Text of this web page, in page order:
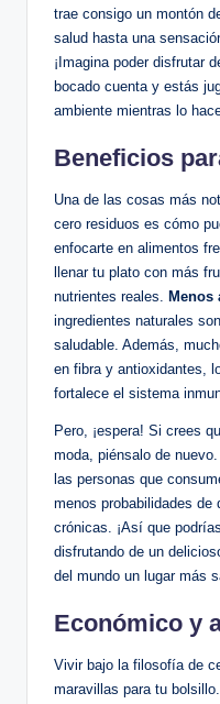
trae consigo un montón
salud hasta una
¡Imagina poder disfrutar
bocado cuenta y estás
ambiente mientras lo
Beneficios
Una de las cosas más
cero residuos es cómo
enfocarte en alimentos
llenar tu plato con más
nutrientes reales. Menos
ingredientes naturales
saludable. Además,
en fibra y antioxidantes,
fortalece el sistema
Pero, ¡espera! Si crees
moda, piénsalo de
las personas que
menos probabilidades de
crónicas. ¡Así que
disfrutando de un
del mundo un lugar más
Económico y
Vivir bajo la filosofía de
maravillas para tu